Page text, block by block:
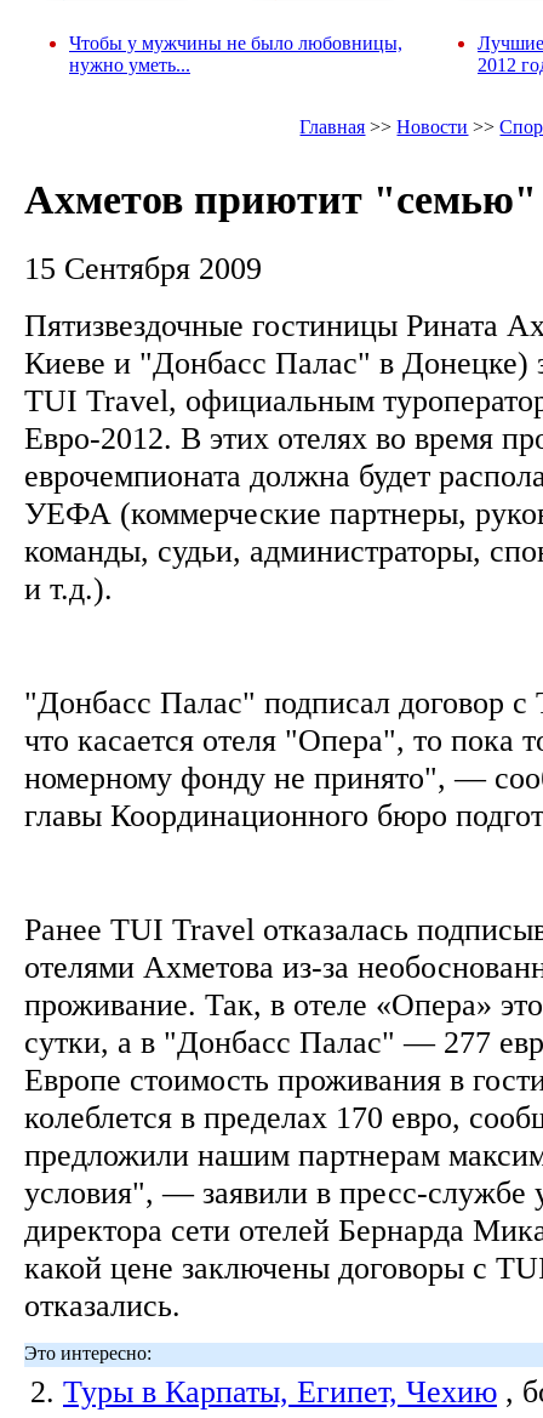
Чтобы у мужчины не было любовницы,
нужно уметь...
Лучшие
2012
Главная >>Новости >>
Ахметов приютит
15 Сентября 2009
Пятизвездочные гостиницы Рината
Киеве и "Донбасс Палас" в Донецке)
TUI Travel, официальным
Евро-2012. В этих отелях во время
еврочемпионата должна будет
УЕФА (коммерческие партнеры,
команды, судьи, администраторы,
и т.д.).
"Донбасс Палас" подписал договор
что касается отеля "Опера", то пока
номерному фонду не принято", —
главы Координационного бюро
Ранее TUI Travel отказалась
отелями Ахметова из-за
проживание. Так, в отеле «Опера»
сутки, а в "Донбасс Палас" — 277
Европе стоимость проживания в
колеблется в пределах 170 евро,
предложили нашим партнерам
условия", — заявили в пресс-службе
директора сети отелей Бернарда
какой цене заключены договоры с
отказались.
Это интересно:
2. Туры в Карпаты, Египет, Чехию ,